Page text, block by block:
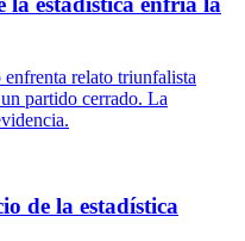
relato triunfalista
partido cerrado. La
de la estadística